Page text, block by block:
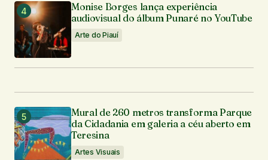
Monise Borges lança experiência
audiovisual do álbum Punaré no YouTube
Arte do Piauí
Mural de 260 metros transforma Parque
da Cidadania em galeria a céu aberto em
Teresina
Artes Visuais